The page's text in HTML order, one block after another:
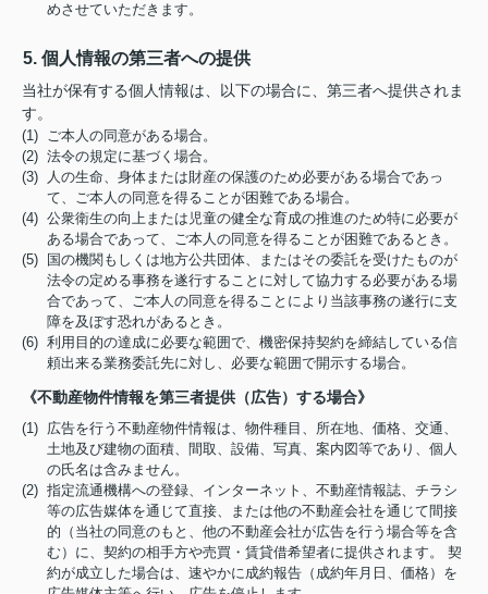
めさせていただきます。
5. 個人情報の第三者への提供
当社が保有する個人情報は、以下の場合に、第三者へ提供されま
す。
(1) ご本人の同意がある場合。
(2) 法令の規定に基づく場合。
(3) 人の生命、身体または財産の保護のため必要がある場合であっ
て、ご本人の同意を得ることが困難である場合。
(4) 公衆衛生の向上または児童の健全な育成の推進のため特に必要が
ある場合であって、ご本人の同意を得ることが困難であるとき。
(5) 国の機関もしくは地方公共団体、またはその委託を受けたものが
法令の定める事務を遂行することに対して協力する必要がある場
合であって、ご本人の同意を得ることにより当該事務の遂行に支
障を及ぼす恐れがあるとき。
(6) 利用目的の達成に必要な範囲で、機密保持契約を締結している信
頼出来る業務委託先に対し、必要な範囲で開示する場合。
《不動産物件情報を第三者提供（広告）する場合》
(1) 広告を行う不動産物件情報は、物件種目、所在地、価格、交通、
土地及び建物の面積、間取、設備、写真、案内図等であり、個人
の氏名は含みません。
(2) 指定流通機構への登録、インターネット、不動産情報誌、チラシ
等の広告媒体を通じて直接、または他の不動産会社を通じて間接
的（当社の同意のもと、他の不動産会社が広告を行う場合等を含
む）に、契約の相手方や売買・賃貸借希望者に提供されます。 契
約が成立した場合は、速やかに成約報告（成約年月日、価格）を